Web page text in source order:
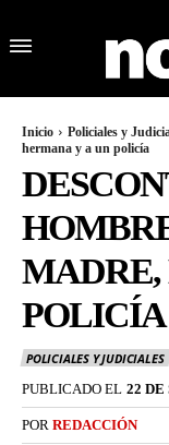
Inicio Policiales y
hermana y a un policía
MADRE,
POLICÍA
POLICIALES Y JUDICIALES
PUBLICADO EL 22 DE
POR REDACCIÓN